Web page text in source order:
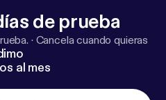
de prueba
· Cancela cuando quieras
al mes